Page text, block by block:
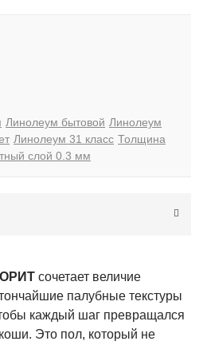
Линолеум бытовой Линолеум
Линолеум 31 класс Толщина
слой 0.3 мм
сочетает величие
палубные текстуры
каждый шаг превращался
Это пол, который не